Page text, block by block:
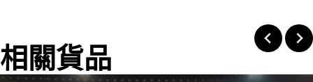
相關貨品